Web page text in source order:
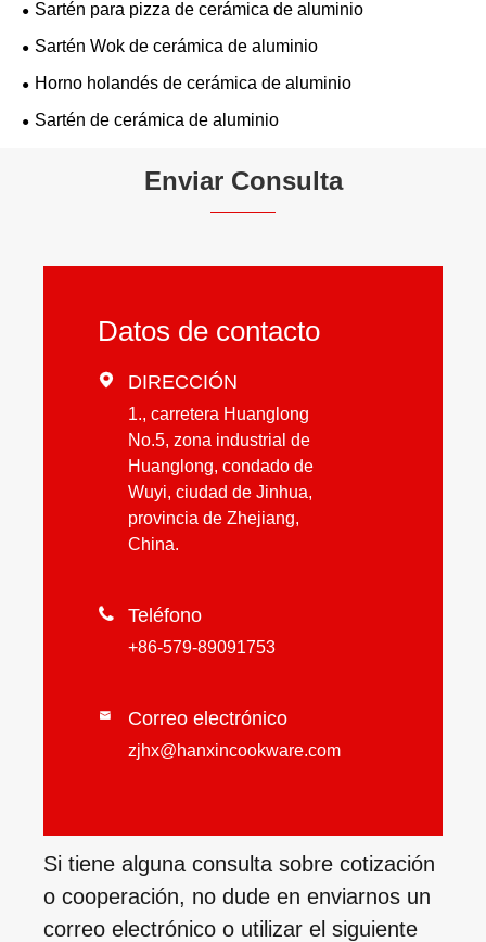
Sartén para pizza de cerámica de aluminio
Sartén Wok de cerámica de aluminio
Horno holandés de cerámica de aluminio
Sartén de cerámica de aluminio
Enviar Consulta
Datos de contacto
 DIRECCIÓN
1., carretera Huanglong
No.5, zona industrial de
Huanglong, condado de
Wuyi, ciudad de Jinhua,
provincia de Zhejiang,
China.
 Teléfono
+86-579-89091753
 Correo electrónico
zjhx@hanxincookware.com
Si tiene alguna consulta sobre cotización
o cooperación, no dude en enviarnos un
correo electrónico o utilizar el siguiente